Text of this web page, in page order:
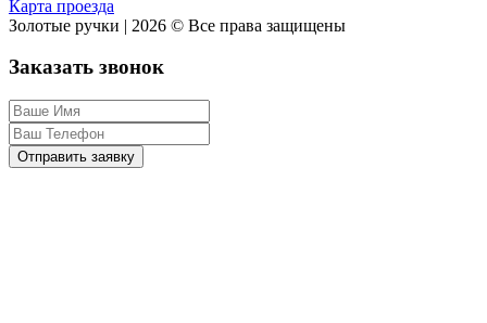
Карта проезда
Золотые ручки | 2026 © Все права защищены
Заказать звонок
Отправить заявку